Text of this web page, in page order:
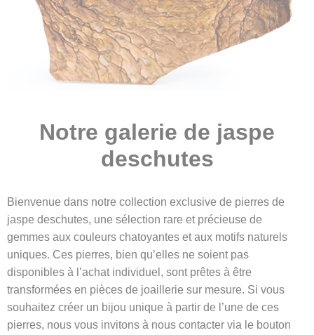
Notre galerie de jaspe
deschutes
Bienvenue dans notre collection exclusive de pierres de
jaspe deschutes, une sélection rare et précieuse de
gemmes aux couleurs chatoyantes et aux motifs naturels
uniques. Ces pierres, bien qu’elles ne soient pas
disponibles à l’achat individuel, sont prêtes à être
transformées en pièces de joaillerie sur mesure. Si vous
souhaitez créer un bijou unique à partir de l’une de ces
pierres, nous vous invitons à nous contacter via le bouton